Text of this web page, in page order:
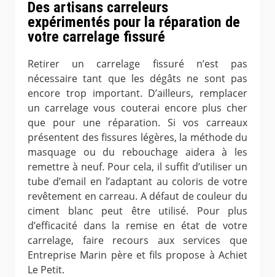
Des artisans carreleurs
expérimentés pour la réparation de
votre carrelage fissuré
Retirer un carrelage fissuré n’est pas
nécessaire tant que les dégâts ne sont pas
encore trop important. D’ailleurs, remplacer
un carrelage vous couterai encore plus cher
que pour une réparation. Si vos carreaux
présentent des fissures légères, la méthode du
masquage ou du rebouchage aidera à les
remettre à neuf. Pour cela, il suffit d’utiliser un
tube d’email en l’adaptant au coloris de votre
revêtement en carreau. A défaut de couleur du
ciment blanc peut être utilisé. Pour plus
d’efficacité dans la remise en état de votre
carrelage, faire recours aux services que
Entreprise Marin père et fils propose à Achiet
Le Petit.